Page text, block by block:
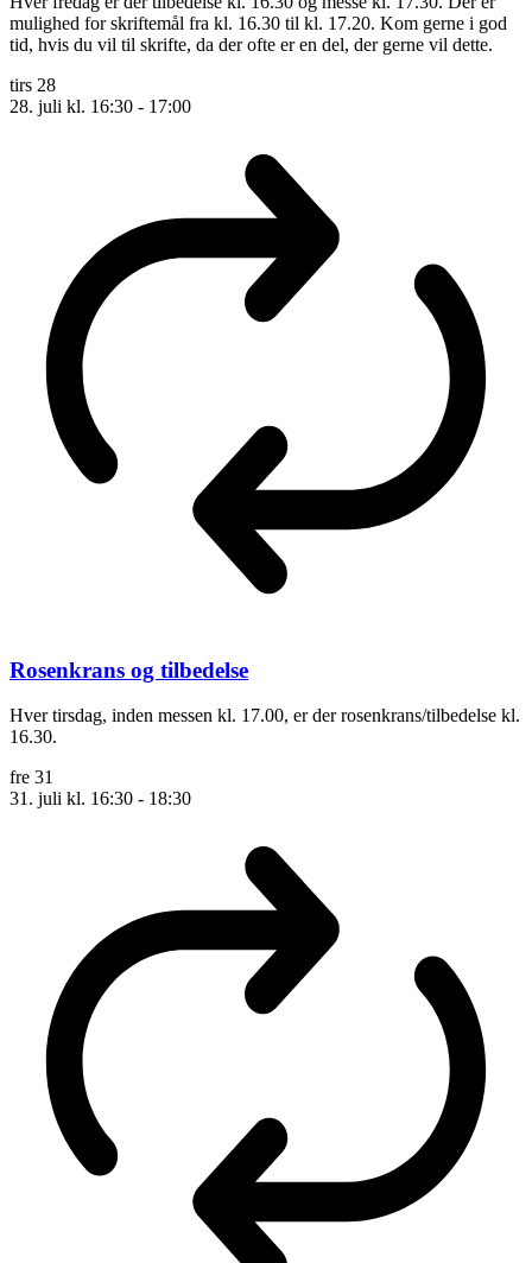
mulighed for skriftemål fra kl. 16.30 til kl. 17.20. Kom gerne i god
tid, hvis du vil til skrifte, da der ofte er en del, der gerne vil dette.
tirs 28
28. juli kl. 16:30 - 17:00
Rosenkrans og tilbedelse
Hver tirsdag, inden messen kl. 17.00, er der rosenkrans/tilbedelse kl.
16.30.
fre 31
31. juli kl. 16:30 - 18:30